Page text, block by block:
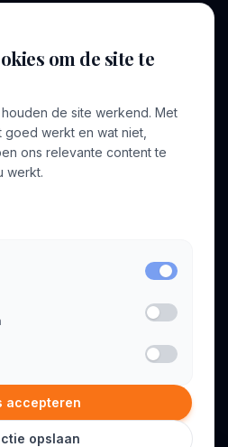
VOOR CONSULTANTS
Inloggen
Alle rechten voorbehouden.
om de site te
de site werkend. Met
werkt en wat niet,
ons relevante content te
werkt.
accepteren
opslaan